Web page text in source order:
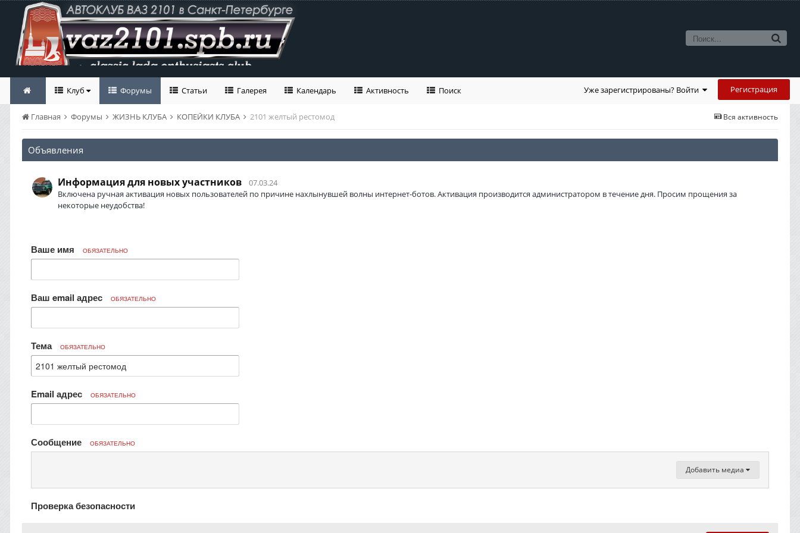
Уже зарегистрированы? Войти Регистрация
Клуб Форумы Статьи Галерея Календарь Активность Поиск
Вся активность
Главная Форумы ЖИЗНЬ КЛУБА КОПЕЙКИ КЛУБА 2101 желтый рестомод
Объявления
Информация для новых участников
07.03.24
Включена ручная активация новых пользователей по причине нахлынувшей волны интернет-ботов. Активация производится администратором в течение дня. Просим прощения за
некоторые неудобства!
Ваше имя ОБЯЗАТЕЛЬНО
Ваш email адрес ОБЯЗАТЕЛЬНО
Тема ОБЯЗАТЕЛЬНО
Email адрес ОБЯЗАТЕЛЬНО
Сообщение ОБЯЗАТЕЛЬНО
Добавить медиа
Проверка безопасности